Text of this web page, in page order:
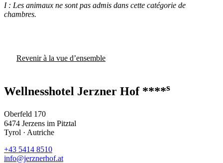
I : Les animaux ne sont pas admis dans cette catégorie de
chambres.
Revenir à la vue d’ensemble
Wellnesshotel Jerzner Hof ****s
Oberfeld 170
6474 Jerzens im Pitztal
Tyrol · Autriche
+43 5414 8510
info@jerznerhof.at